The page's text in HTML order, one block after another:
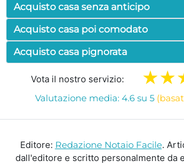
Acquisto casa senza anticipo
Acquisto casa poi comodato
Acquisto casa pignorata
Vota il nostro servizio:
Valutazione media: 4.6 su 5
Editore: Redazione Notaio Facile.
dall'editore e scritto personalmente da